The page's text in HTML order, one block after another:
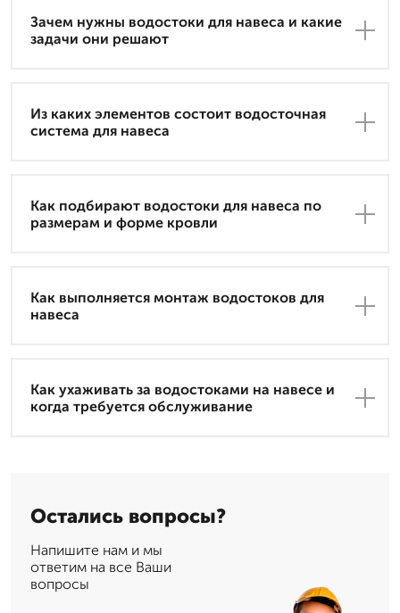
Зачем нужны водостоки для навеса и какие
задачи они решают
Из каких элементов состоит водосточная
система для навеса
Как подбирают водостоки для навеса по
размерам и форме кровли
Как выполняется монтаж водостоков для
навеса
Как ухаживать за водостоками на навесе и
когда требуется обслуживание
Остались вопросы?
Напишите нам и мы
ответим на все Ваши
вопросы